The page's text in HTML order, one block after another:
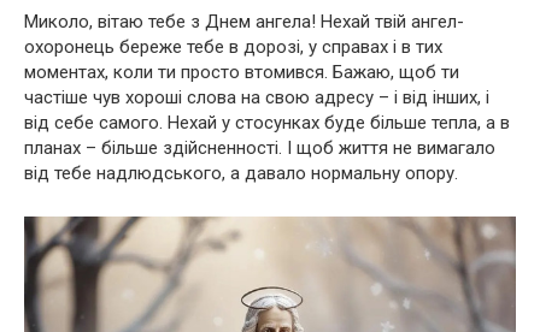
Миколо, вітаю тебе з Днем ангела! Нехай твій ангел-
охоронець береже тебе в дорозі, у справах і в тих
моментах, коли ти просто втомився. Бажаю, щоб ти
частіше чув хороші слова на свою адресу – і від інших, і
від себе самого. Нехай у стосунках буде більше тепла, а в
планах – більше здійсненності. І щоб життя не вимагало
від тебе надлюдського, а давало нормальну опору.